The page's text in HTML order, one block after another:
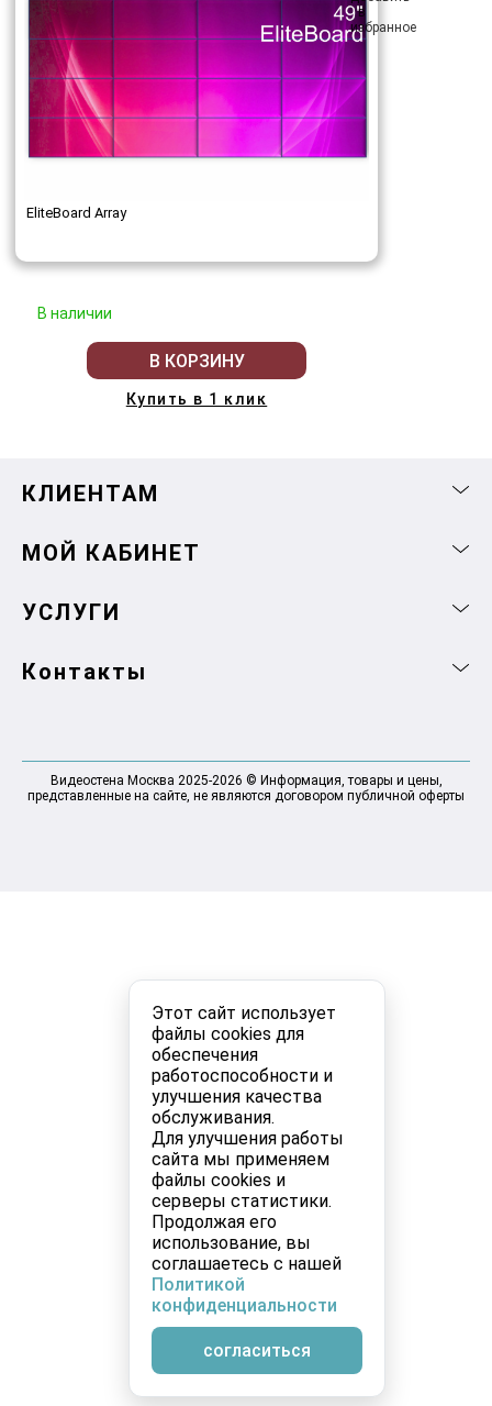
Этот сайт использует
файлы cookies для
обеспечения
работоспособности и
улучшения качества
обслуживания.
Для улучшения работы
сайта мы применяем
файлы cookies и
серверы статистики.
Продолжая его
использование, вы
соглашаетесь с нашей
Политикой
конфиденциальности
согласиться
EliteBoard Array
В наличии
В КОРЗИНУ
Купить в 1 клик
КЛИЕНТАМ
МОЙ КАБИНЕТ
УСЛУГИ
Контакты
Видеостена Москва 2025-2026 © Информация, товары и цены,
представленные на сайте, не являются договором публичной оферты